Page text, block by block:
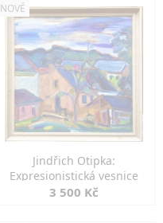
NOVÉ
Jindřich Otipka:
Expresionistická vesnice
3 500 Kč